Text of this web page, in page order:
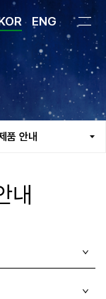
ENG
품 안내
내